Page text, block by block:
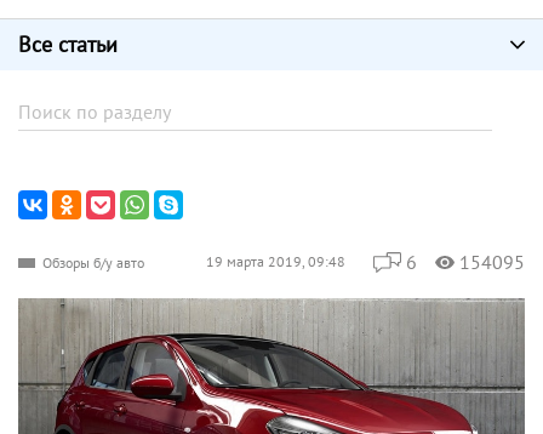
Все статьи
Обзоры б/у авто 19 марта 2019, 09:48 6 154095